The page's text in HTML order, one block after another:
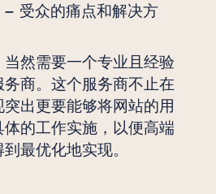
受众的痛点和解决方
然需要一个专业且经验
商。这个服务商不止在
出更要能够将网站的用
的工作实施，以便高端
最优化地实现。